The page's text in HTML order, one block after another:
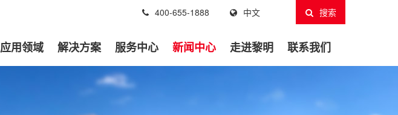
400-655-1888 中文 搜索
应用领域 解决方案 服务中心 新闻中心 走进黎明 联系我们